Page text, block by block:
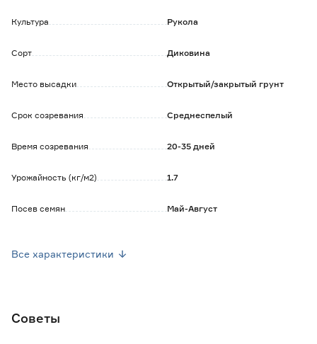
Культура Рукола
Сорт Диковина
Место высадки Открытый/закрытый грунт
Срок созревания Среднеспелый
Время созревания 20-35 дней
Урожайность (кг/м2) 1.7
Посев семян Май-Август
Все характеристики
Советы